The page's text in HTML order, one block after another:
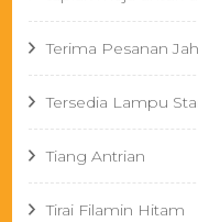
Terima Pesanan
Tersedia Lampu
Tiang Antrian
Tirai Filamin Hitam